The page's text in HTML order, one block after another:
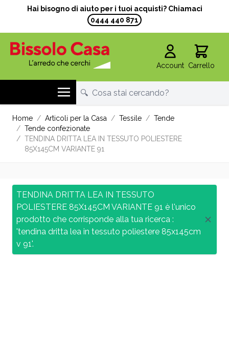
Hai bisogno di aiuto per i tuoi acquisti? Chiamaci
0444 440 871
Account Carrello
Home / Articoli per la Casa / Tessile / Tende
/ Tende confezionate
/ TENDINA DRITTA LEA IN TESSUTO POLIESTERE
85X145CM VARIANTE 91
TENDINA DRITTA LEA IN TESSUTO
POLIESTERE 85X145CM VARIANTE 91 è l'unico
prodotto che corrisponde alla tua ricerca :
'tendina dritta lea in tessuto poliestere 85x145cm
v 91'.